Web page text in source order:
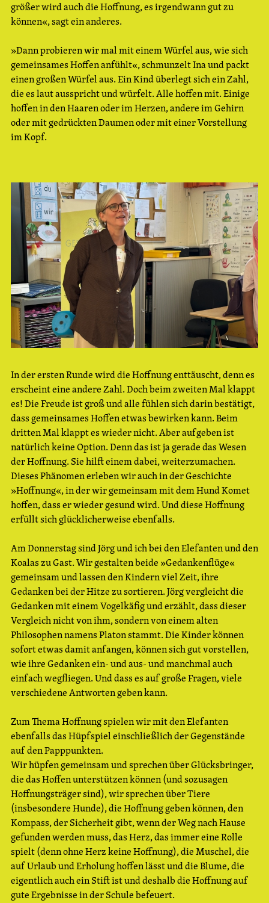
größer wird auch die Hoffnung, es irgendwann gut zu
können«, sagt ein anderes.
»Dann probieren wir mal mit einem Würfel aus, wie sich
gemeinsames Hoffen anfühlt«, schmunzelt Ina und packt
einen großen Würfel aus. Ein Kind überlegt sich ein Zahl,
die es laut ausspricht und würfelt. Alle hoffen mit. Einige
hoffen in den Haaren oder im Herzen, andere im Gehirn
oder mit gedrückten Daumen oder mit einer Vorstellung
im Kopf.
In der ersten Runde wird die Hoffnung enttäuscht, denn es
erscheint eine andere Zahl. Doch beim zweiten Mal klappt
es! Die Freude ist groß und alle fühlen sich darin bestätigt,
dass gemeinsames Hoffen etwas bewirken kann. Beim
dritten Mal klappt es wieder nicht. Aber aufgeben ist
natürlich keine Option. Denn das ist ja gerade das Wesen
der Hoffnung. Sie hilft einem dabei, weiterzumachen.
Dieses Phänomen erleben wir auch in der Geschichte
»Hoffnung«, in der wir gemeinsam mit dem Hund Komet
hoffen, dass er wieder gesund wird. Und diese Hoffnung
erfüllt sich glücklicherweise ebenfalls.
Am Donnerstag sind Jörg und ich bei den Elefanten und den
Koalas zu Gast. Wir gestalten beide »Gedankenflüge«
gemeinsam und lassen den Kindern viel Zeit, ihre
Gedanken bei der Hitze zu sortieren. Jörg vergleicht die
Gedanken mit einem Vogelkäfig und erzählt, dass dieser
Vergleich nicht von ihm, sondern von einem alten
Philosophen namens Platon stammt. Die Kinder können
sofort etwas damit anfangen, können sich gut vorstellen,
wie ihre Gedanken ein- und aus- und manchmal auch
einfach wegfliegen. Und dass es auf große Fragen, viele
verschiedene Antworten geben kann.
Zum Thema Hoffnung spielen wir mit den Elefanten
ebenfalls das Hüpfspiel einschließlich der Gegenstände
auf den Papppunkten.
Wir hüpfen gemeinsam und sprechen über Glücksbringer,
die das Hoffen unterstützen können (und sozusagen
Hoffnungsträger sind), wir sprechen über Tiere
(insbesondere Hunde), die Hoffnung geben können, den
Kompass, der Sicherheit gibt, wenn der Weg nach Hause
gefunden werden muss, das Herz, das immer eine Rolle
spielt (denn ohne Herz keine Hoffnung), die Muschel, die
auf Urlaub und Erholung hoffen lässt und die Blume, die
eigentlich auch ein Stift ist und deshalb die Hoffnung auf
gute Ergebnisse in der Schule befeuert.